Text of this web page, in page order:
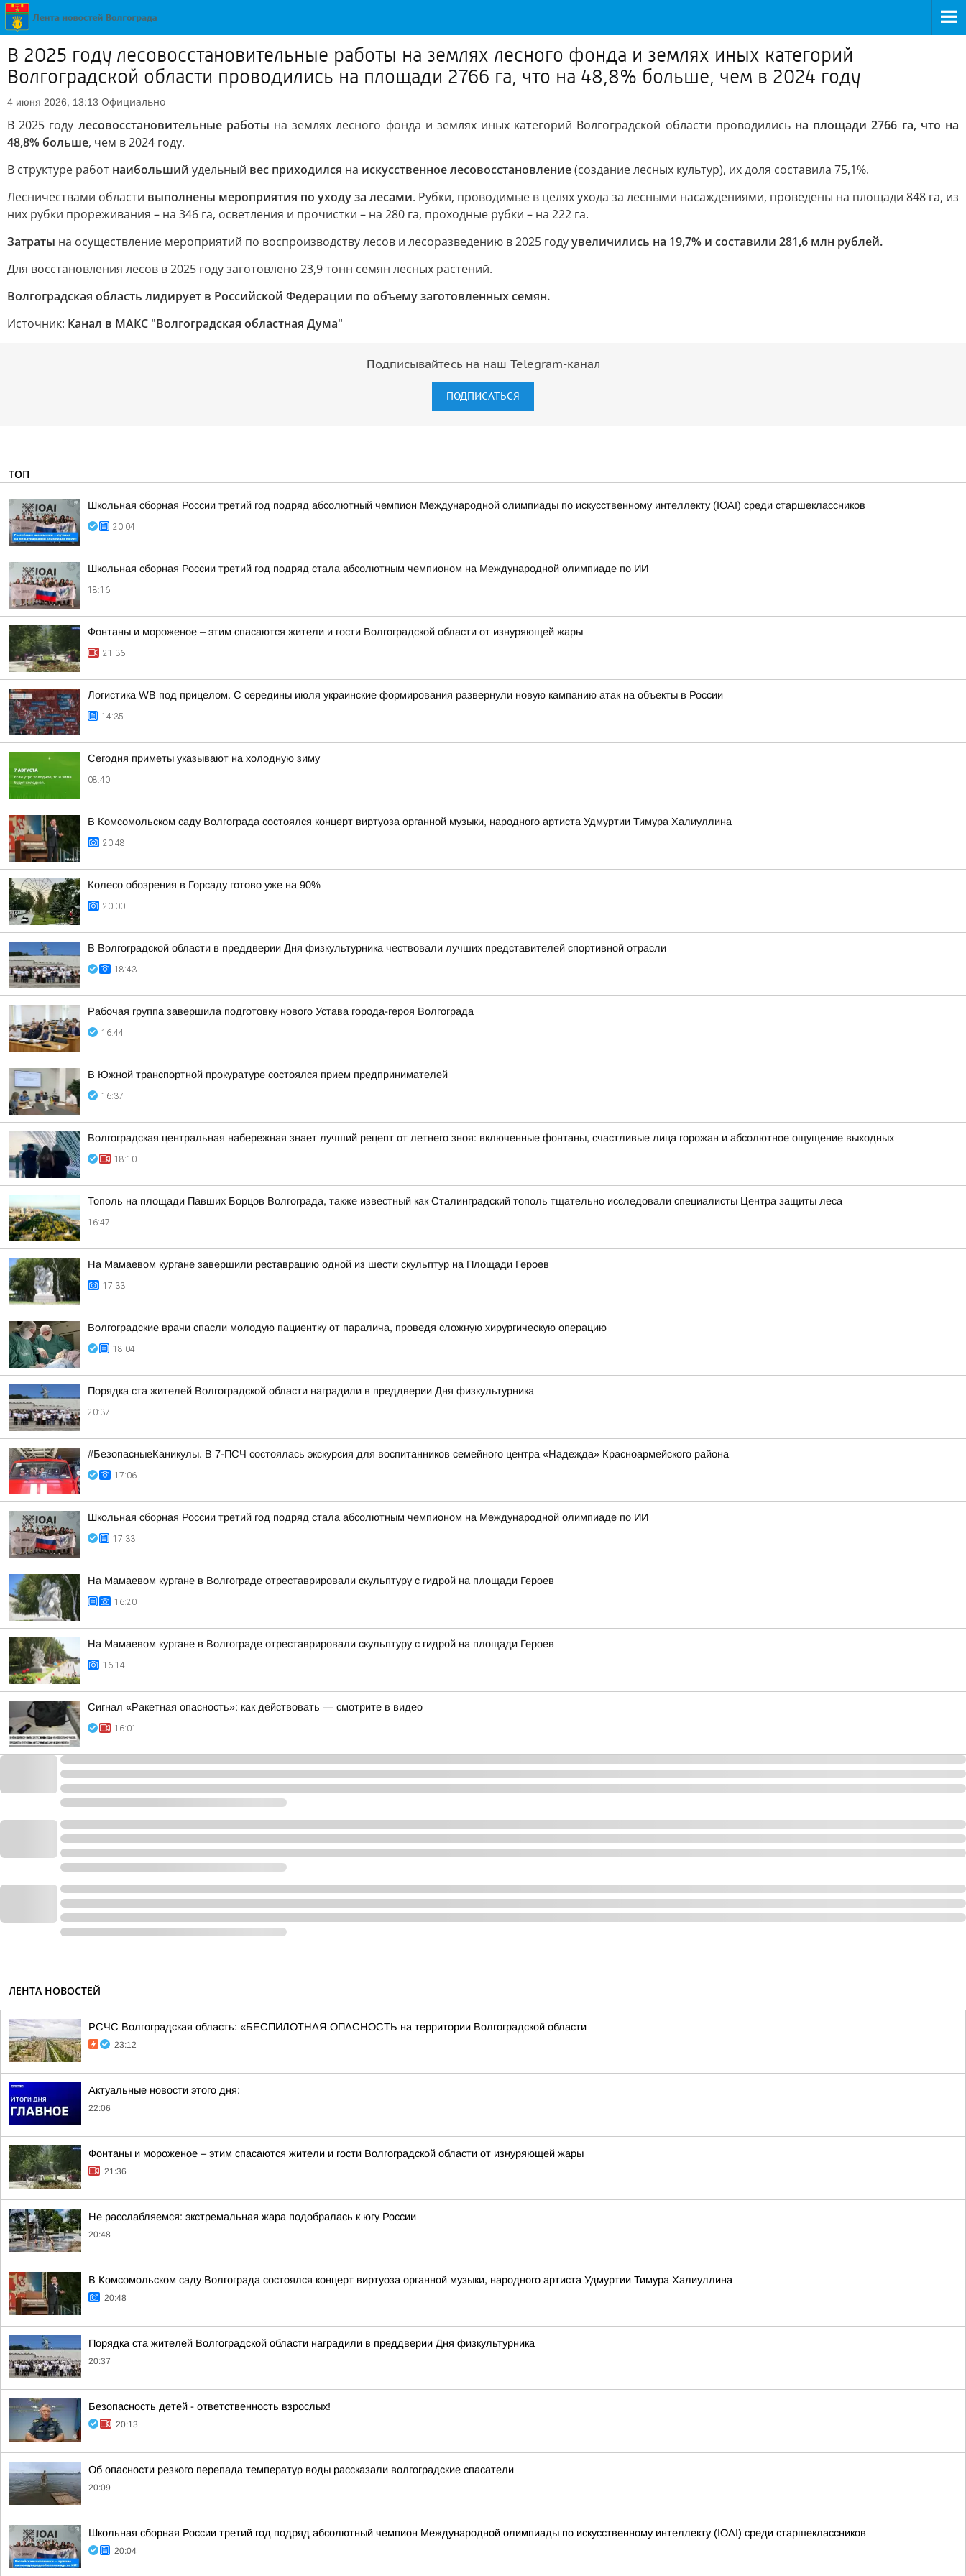
В 2025 году лесовосстановительные работы на землях лесного фонда и землях иных категорий
Волгоградской области проводились на площади 2766 га, что на 48,8% больше, чем в 2024 году
4 июня 2026, 13:13 Официально
В 2025 году лесовосстановительные работы на землях лесного фонда и землях иных категорий Волгоградской области проводились на площади 2766 га, что на
48,8% больше, чем в 2024 году.
В структуре работ наибольший удельный вес приходился на искусственное лесовосстановление(создание лесных культур), их доля составила 75,1%.
Лесничествами области выполнены мероприятия по уходу за лесами. Рубки, проводимые в целях ухода за лесными насаждениями, проведены на площади 848 га, из
них рубки прореживания – на 346 га, осветления и прочистки – на 280 га, проходные рубки – на 222 га.
Затраты на осуществление мероприятий по воспроизводству лесов и лесоразведению в 2025 годуувеличились на 19,7% и составили 281,6 млн рублей.
Для восстановления лесов в 2025 году заготовлено 23,9 тонн семян лесных растений.
Волгоградская область лидирует в Российской Федерации по объему заготовленных семян.
Источник: Канал в МАКС "Волгоградская областная Дума"
Подписывайтесь на наш Telegram-канал
ПОДПИСАТЬСЯ
ТОП
Школьная сборная России третий год подряд абсолютный чемпион Международной олимпиады по искусственному интеллекту (IOAI) среди старшеклассников
20:04
Школьная сборная России третий год подряд стала абсолютным чемпионом на Международной олимпиаде по ИИ
18:16
Фонтаны и мороженое – этим спасаются жители и гости Волгоградской области от изнуряющей жары
21:36
Логистика WB под прицелом. С середины июля украинские формирования развернули новую кампанию атак на объекты в России
14:35
Сегодня приметы указывают на холодную зиму
08:40
В Комсомольском саду Волгограда состоялся концерт виртуоза органной музыки, народного артиста Удмуртии Тимура Халиуллина
20:48
Колесо обозрения в Горсаду готово уже на 90%
20:00
В Волгоградской области в преддверии Дня физкультурника чествовали лучших представителей спортивной отрасли
18:43
Рабочая группа завершила подготовку нового Устава города-героя Волгограда
16:44
В Южной транспортной прокуратуре состоялся прием предпринимателей
16:37
Волгоградская центральная набережная знает лучший рецепт от летнего зноя: включенные фонтаны, счастливые лица горожан и абсолютное ощущение выходных
18:10
Тополь на площади Павших Борцов Волгограда, также известный как Сталинградский тополь тщательно исследовали специалисты Центра защиты леса
16:47
На Мамаевом кургане завершили реставрацию одной из шести скульптур на Площади Героев
17:33
Волгоградские врачи спасли молодую пациентку от паралича, проведя сложную хирургическую операцию
18:04
Порядка ста жителей Волгоградской области наградили в преддверии Дня физкультурника
20:37
#БезопасныеКаникулы. В 7-ПСЧ состоялась экскурсия для воспитанников семейного центра «Надежда» Красноармейского района
17:06
Школьная сборная России третий год подряд стала абсолютным чемпионом на Международной олимпиаде по ИИ
17:33
На Мамаевом кургане в Волгограде отреставрировали скульптуру с гидрой на площади Героев
16:20
На Мамаевом кургане в Волгограде отреставрировали скульптуру с гидрой на площади Героев
16:14
Сигнал «Ракетная опасность»: как действовать — смотрите в видео
16:01
ЛЕНТА НОВОСТЕЙ
РСЧС Волгоградская область: «БЕСПИЛОТНАЯ ОПАСНОСТЬ на территории Волгоградской области
23:12
Актуальные новости этого дня:
22:06
Фонтаны и мороженое – этим спасаются жители и гости Волгоградской области от изнуряющей жары
21:36
Не расслабляемся: экстремальная жара подобралась к югу России
20:48
В Комсомольском саду Волгограда состоялся концерт виртуоза органной музыки, народного артиста Удмуртии Тимура Халиуллина
20:48
Порядка ста жителей Волгоградской области наградили в преддверии Дня физкультурника
20:37
Безопасность детей - ответственность взрослых!
20:13
Об опасности резкого перепада температур воды рассказали волгоградские спасатели
20:09
Школьная сборная России третий год подряд абсолютный чемпион Международной олимпиады по искусственному интеллекту (IOAI) среди старшеклассников
20:04